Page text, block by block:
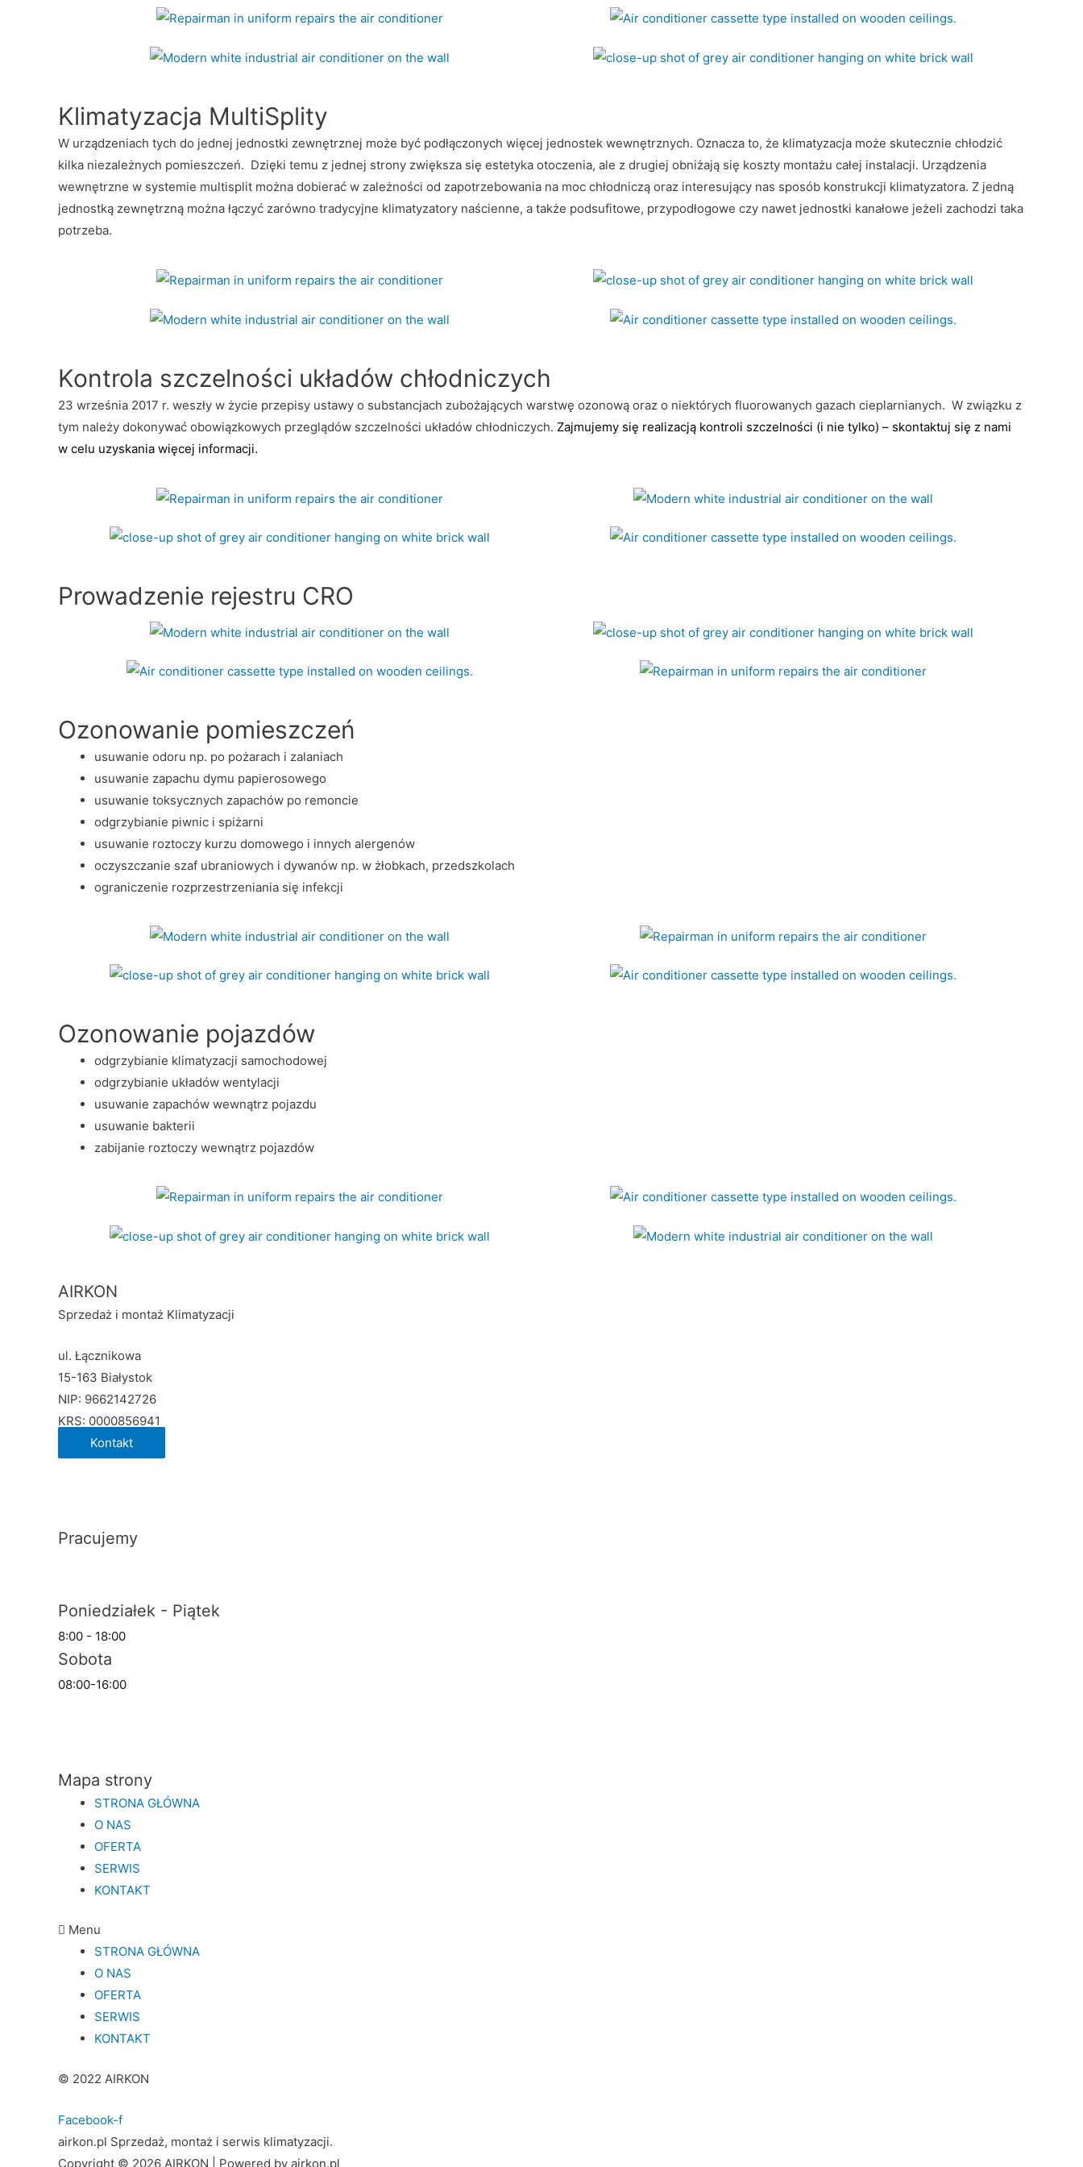
Klimatyzacja MultiSplity
W urządzeniach tych do jednej jednostki zewnętrznej może być podłączonych więcej jednostek wewnętrznych. Oznacza to, że klimatyzacja może skutecznie chłodzić
kilka niezależnych pomieszczeń. Dzięki temu z jednej strony zwiększa się estetyka otoczenia, ale z drugiej obniżają się koszty montażu całej instalacji. Urządzenia
wewnętrzne w systemie multisplit można dobierać w zależności od zapotrzebowania na moc chłodniczą oraz interesujący nas sposób konstrukcji klimatyzatora. Z jedną
jednostką zewnętrzną można łączyć zarówno tradycyjne klimatyzatory naścienne, a także podsufitowe, przypodłogowe czy nawet jednostki kanałowe jeżeli zachodzi taka
potrzeba.
Kontrola szczelności układów chłodniczych
23 września 2017 r. weszły w życie przepisy ustawy o substancjach zubożających warstwę ozonową oraz o niektórych fluorowanych gazach cieplarnianych. W związku z
tym należy dokonywać obowiązkowych przeglądów szczelności układów chłodniczych. Zajmujemy się realizacją kontroli szczelności (i nie tylko) – skontaktuj się z nami
w celu uzyskania więcej informacji.
Prowadzenie rejestru CRO
Ozonowanie pomieszczeń
usuwanie odoru np. po pożarach i zalaniach
usuwanie zapachu dymu papierosowego
usuwanie toksycznych zapachów po remoncie
odgrzybianie piwnic i spiżarni
usuwanie roztoczy kurzu domowego i innych alergenów
oczyszczanie szaf ubraniowych i dywanów np. w żłobkach, przedszkolach
ograniczenie rozprzestrzeniania się infekcji
Ozonowanie pojazdów
odgrzybianie klimatyzacji samochodowej
odgrzybianie układów wentylacji
usuwanie zapachów wewnątrz pojazdu
usuwanie bakterii
zabijanie roztoczy wewnątrz pojazdów
AIRKON
Sprzedaż i montaż Klimatyzacji
ul. Łącznikowa
15-163 Białystok
NIP: 9662142726
KRS: 0000856941
Kontakt
Pracujemy
Poniedziałek - Piątek
8:00 - 18:00
Sobota
08:00-16:00
Mapa strony
STRONA GŁÓWNA
O NAS
OFERTA
SERWIS
KONTAKT
Menu
STRONA GŁÓWNA
O NAS
OFERTA
SERWIS
KONTAKT
© 2022 AIRKON
Facebook-f
airkon.pl Sprzedaż, montaż i serwis klimatyzacji.
Copyright © 2026 AIRKON | Powered by airkon.pl